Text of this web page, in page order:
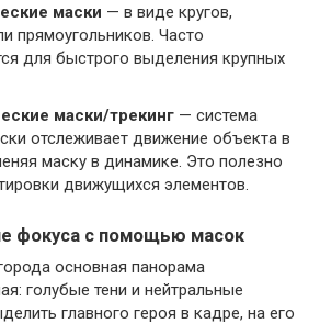
маски — в виде кругов,
прямоугольников. Часто
для быстрого выделения крупных
маски/трекинг — система
отслеживает движение объекта в
маску в динамике. Это полезно
движущихся элементов.
фокуса с помощью масок
основная панорама
голубые тени и нейтральные
главного героя в кадре, на его